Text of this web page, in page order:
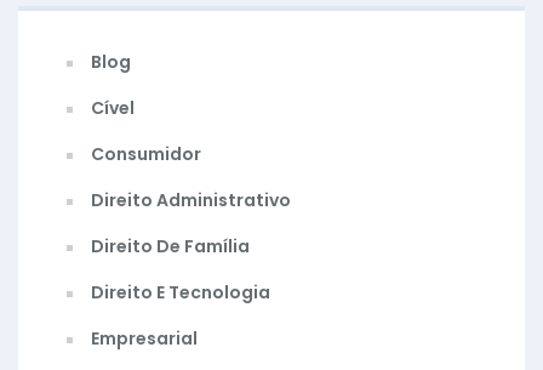
Blog
Cível
Consumidor
Direito Administrativo
Direito De Família
Direito E Tecnologia
Empresarial